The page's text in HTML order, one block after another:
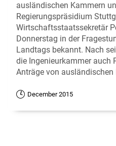
ausländischen Kammern
Regierungspräsidium
Wirtschaftsstaatssekretär
Donnerstag in der
Landtags bekannt. Nach
die Ingenieurkammer auch
Anträge von ausländischen
December 2015